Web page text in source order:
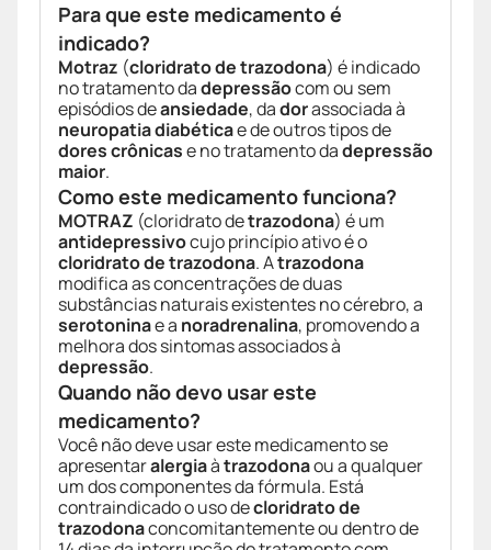
Para que este medicamento é
indicado?
Motraz (cloridrato de trazodona) é indicado
no tratamento dadepressãocom ou sem
episódios deansiedade, dadorassociada à
neuropatia diabéticae de outros tipos de
dores crônicase no tratamento dadepressão
maior.
Como este medicamento funciona?
MOTRAZ (cloridrato detrazodona) é um
antidepressivocujo princípio ativo é o
cloridrato de trazodona. Atrazodona
modifica as concentrações de duas
substâncias naturais existentes no cérebro, a
serotoninae a noradrenalina, promovendo a
melhora dos sintomas associados à
depressão.
Quando não devo usar este
medicamento?
Você não deve usar este medicamento se
apresentaralergiaàtrazodonaou a qualquer
um dos componentes da fórmula. Está
contraindicado o uso decloridrato de
trazodonaconcomitantemente ou dentro de